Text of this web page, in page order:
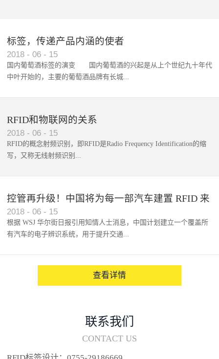
标签，传递产品内涵的使者
2018 - 06 - 15
国内葡萄酒标签的演变 国内葡萄酒的兴起是从上个世纪九十年代
中叶开始的，主要的葡萄酒品牌有长城...
RFID和物联网的关系
2018 - 06 - 15
RFID的概念射频识别，即RFID是Radio Frequency Identification的缩
写，又称无线射频识别...
控管再升级！中国将为每一部汽车建置 RFID 来
架构辨识系统
2018 - 06 - 15
根据 WSJ 华尔街日报引用知情人士消息，中国计划建立一个覆盖所
有汽车的电子辨识系统，用于提升交通...
查看详情
联系我们
CONTACT US